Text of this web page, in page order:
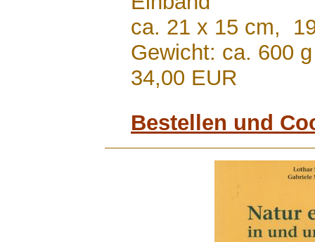
ca. 21 x 15 cm,
Gewicht: ca. 600 g
34,00 EUR
Bestellen und